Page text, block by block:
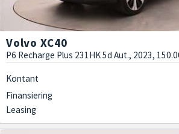
Volvo XC40
P6 Recharge Plus 231HK 5d Aut., 2023,
Kontant
Finansiering
Leasing